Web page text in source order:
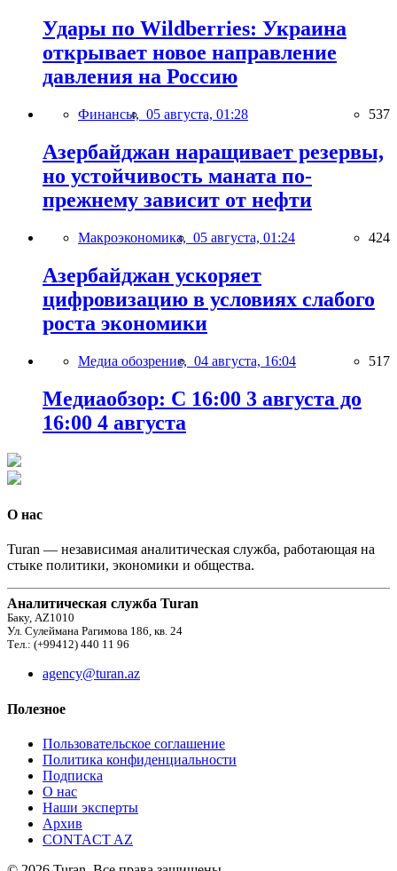
Удары по Wildberries: Украина
открывает новое направление
давления на Россию
Финансы, 05 августа, 01:28 537
Азербайджан наращивает резервы,
но устойчивость маната по-
прежнему зависит от нефти
Макроэкономика, 05 августа, 01:24 424
Азербайджан ускоряет
цифровизацию в условиях слабого
роста экономики
Медиа обозрение, 04 августа, 16:04 517
Медиаобзор: С 16:00 3 августа до
16:00 4 августа
О нас
Turan — независимая аналитическая служба, работающая на
стыке политики, экономики и общества.
Аналитическая служба Turan
Баку, AZ1010
Ул. Сулеймана Рагимова 186, кв. 24
Тел.: (+99412) 440 11 96
agency@turan.az
Полезное
Пользовательское соглашение
Политика конфиденциальности
Подписка
О нас
Наши эксперты
Архив
CONTACT AZ